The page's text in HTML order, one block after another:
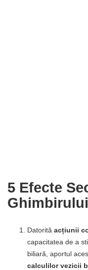
5 Efecte
Ghimbirului
Datorită acțiunii
capacitatea de a
biliară, aportul
calculilor vezicii